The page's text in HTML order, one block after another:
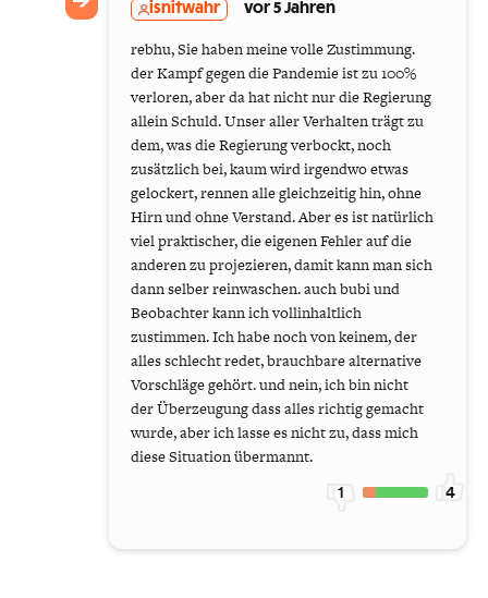
isnitwahr vor 5 Jahren
rebhu, Sie haben meine volle Zustimmung.
der Kampf gegen die Pandemie ist zu 100%
verloren, aber da hat nicht nur die Regierung
allein Schuld. Unser aller Verhalten trägt zu
dem, was die Regierung verbockt, noch
zusätzlich bei, kaum wird irgendwo etwas
gelockert, rennen alle gleichzeitig hin, ohne
Hirn und ohne Verstand. Aber es ist natürlich
viel praktischer, die eigenen Fehler auf die
anderen zu projezieren, damit kann man sich
dann selber reinwaschen. auch bubi und
Beobachter kann ich vollinhaltlich
zustimmen. Ich habe noch von keinem, der
alles schlecht redet, brauchbare alternative
Vorschläge gehört. und nein, ich bin nicht
der Überzeugung dass alles richtig gemacht
wurde, aber ich lasse es nicht zu, dass mich
diese Situation übermannt.
1 4